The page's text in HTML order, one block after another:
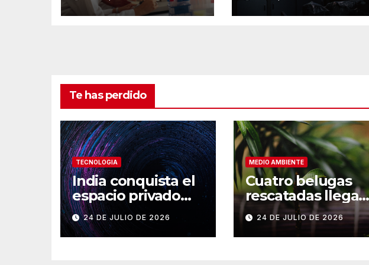
naturaleza
sorprende
lucha antipalúdica
Te has perdido
TECNOLOGIA
India conquista el
espacio privado
con su cohete
Vikram-1
24 DE JULIO DE 2026
MEDIO AMBIENTE
Cuatro belugas
rescatadas llegan
a su nuevo hogar
en Chicago
24 DE JULIO DE 2026